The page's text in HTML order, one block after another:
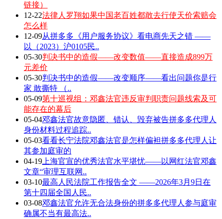
链接）
12-22法律人罗翔如果中国老百姓都敢去行使天价索赔会
怎么样
12-09从拼多多《用户服务协议》看电商先天之错 ——
以（2023）沪0105民..
05-30判决书中的造假——改变数值——直接造成899万
元差价
05-30判决书中的造假——改变顺序——看出问题你是行
家 敢撕特 （..
05-09第十巡视组：邓鑫法官违反审判职责问题线索及可
能存在的幕后
05-04邓鑫法官故意隐匿、错认、毁弃被告拼多多代理人
身份材料过程追踪..
05-03看看长宁法院邓鑫法官是怎样偏袒拼多多代理人让
其参加庭审的
04-19 上海官宣的优秀法官水平堪忧——以网红法官邓鑫
文章“审理互联网..
03-10最高人民法院工作报告全文 ——2026年3月9日在
第十四届全国人民..
03-08邓鑫法官允许无合法身份的拼多多代理人参与庭审
确属不当有最高法..